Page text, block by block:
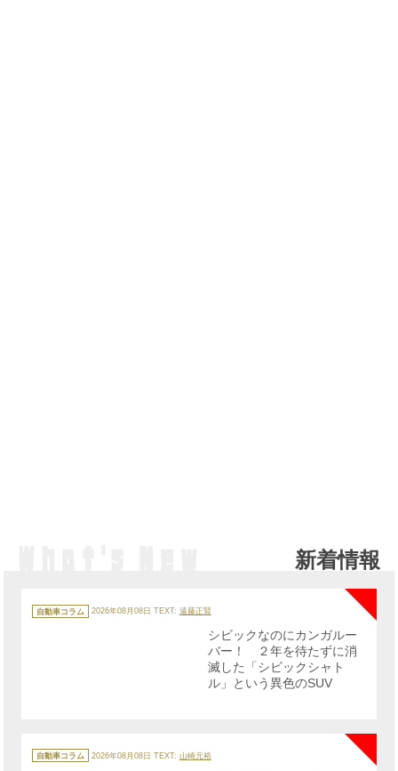
新着情報
テ
ゴ
自動車コラム 2026年08月08日 TEXT: 遠藤正賢
NEW
シビックなのにカンガルー
バー！ ２年を待たずに消
滅した「シビックシャト
ル」という異色のSUV
テ
ゴ
自動車コラム 2026年08月08日 TEXT: 山崎元裕